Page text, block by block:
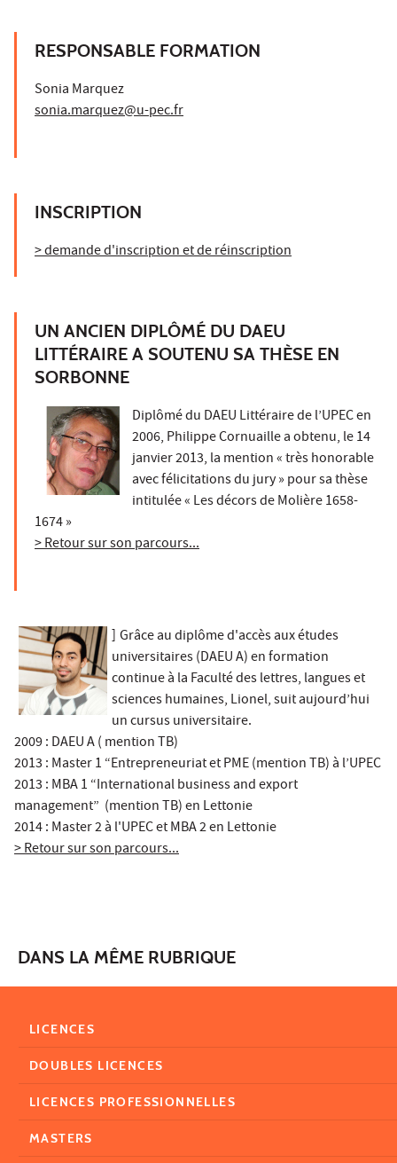
RESPONSABLE FORMATION
Sonia Marquez
sonia.marquez@u-pec.fr
INSCRIPTION
> demande d'inscription et de réinscription
UN ANCIEN DIPLÔMÉ DU DAEU
LITTÉRAIRE A SOUTENU SA THÈSE EN
SORBONNE
Diplômé du DAEU Littéraire de l’UPEC en
2006, Philippe Cornuaille a obtenu, le 14
janvier 2013, la mention « très honorable
avec félicitations du jury » pour sa thèse
intitulée « Les décors de Molière 1658-
1674 »
> Retour sur son parcours...
] Grâce au diplôme d'accès aux études
universitaires (DAEU A) en formation
continue à la Faculté des lettres, langues et
sciences humaines, Lionel, suit aujourd’hui
un cursus universitaire.
2009 : DAEU A ( mention TB)
2013 : Master 1 “Entrepreneuriat et PME (mention TB) à l’UPEC
2013 : MBA 1 “International business and export
management” (mention TB) en Lettonie
2014 : Master 2 à l'UPEC et MBA 2 en Lettonie
> Retour sur son parcours...
DANS LA MÊME RUBRIQUE
LICENCES
DOUBLES LICENCES
LICENCES PROFESSIONNELLES
MASTERS